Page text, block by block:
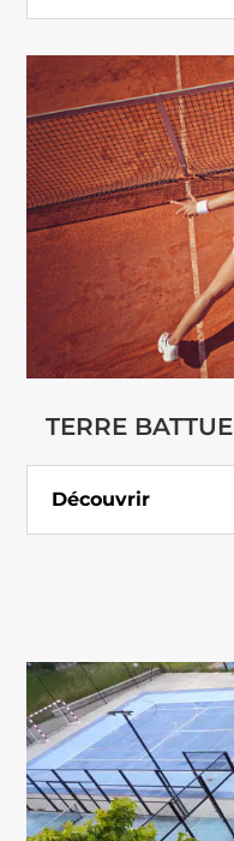
TERRE BATTUE
Découvrir